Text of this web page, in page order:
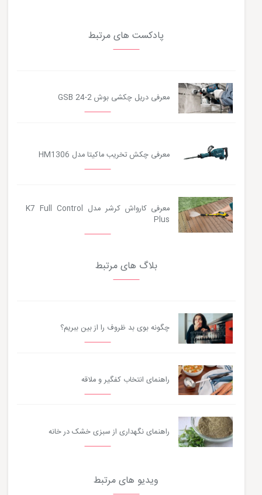
پادکست های مرتبط
معرفی دریل چکشی بوش GSB 24-2
معرفی چکش تخریب ماکیتا مدل HM1306
معرفی کارواش کرشر مدل K7 Full Control
Plus
بلاگ های مرتبط
چگونه بوی بد ظروف را از بین ببریم؟
راهنمای انتخاب کفگیر و ملاقه
راهنمای نگهداری از سبزی خشک در خانه
ویدیو های مرتبط